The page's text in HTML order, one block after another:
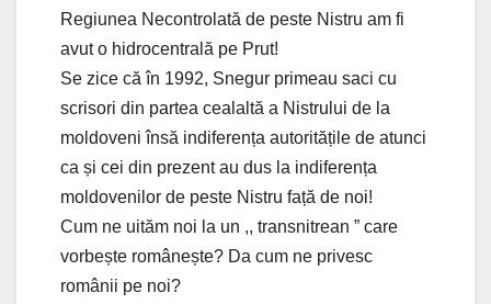
Regiunea Necontrolată de peste Nistru am fi
avut o hidrocentrală pe Prut!
Se zice că în 1992, Snegur primeau saci cu
scrisori din partea cealaltă a Nistrului de la
moldoveni însă indiferența autoritățile de atunci
ca și cei din prezent au dus la indiferența
moldovenilor de peste Nistru față de noi!
Cum ne uităm noi la un ,, transnitrean ” care
vorbește românește? Da cum ne privesc
românii pe noi?